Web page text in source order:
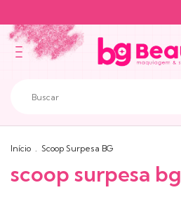
Início . Scoop Surpesa BG
scoop surpesa bg